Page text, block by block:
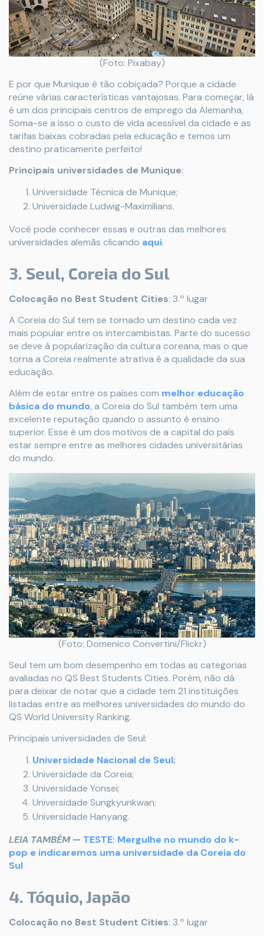
(Foto: Pixabay)
E por que Munique é tão cobiçada? Porque a cidade
reúne várias características vantajosas. Para começar, lá
é um dos principais centros de emprego da Alemanha,
Soma-se a isso o custo de vida acessível da cidade e as
tarifas baixas cobradas pela educação e temos um
destino praticamente perfeito!
Principais universidades de Munique:
Universidade Técnica de Munique;
Universidade Ludwig-Maximilians.
Você pode conhecer essas e outras das melhores
universidades alemãs clicando aqui.
3. Seul, Coreia do Sul
Colocação no Best Student Cities: 3.º lugar
A Coreia do Sul tem se tornado um destino cada vez
mais popular entre os intercambistas. Parte do sucesso
se deve à popularização da cultura coreana, mas o que
torna a Coreia realmente atrativa é a qualidade da sua
educação.
Além de estar entre os países com melhor educação
básica do mundo, a Coreia do Sul também tem uma
excelente reputação quando o assunto é ensino
superior. Esse é um dos motivos de a capital do país
estar sempre entre as melhores cidades universitárias
do mundo.
(Foto: Domenico Convertini/Flickr)
Seul tem um bom desempenho em todas as categorias
avaliadas no QS Best Students Cities. Porém, não dá
para deixar de notar que a cidade tem 21 instituições
listadas entre as melhores universidades do mundo do
QS World University Ranking.
Principais universidades de Seul:
Universidade Nacional de Seul;
Universidade da Coreia;
Universidade Yonsei;
Universidade Sungkyunkwan;
Universidade Hanyang.
LEIA TAMBÉM— TESTE: Mergulhe no mundo do k-
pop e indicaremos uma universidade da Coreia do
Sul
4. Tóquio, Japão
Colocação no Best Student Cities: 3.º lugar